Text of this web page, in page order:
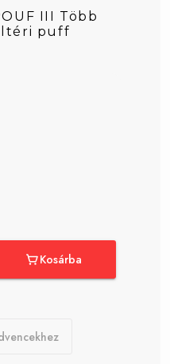
III Több
puff
Kosárba